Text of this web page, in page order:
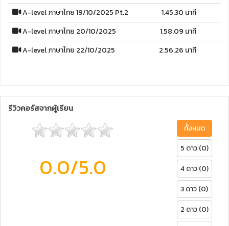
A-level ภาษาไทย 19/10/2025 Pt.2
1.45.30 นาที
A-level ภาษาไทย 20/10/2025
1.58.09 นาที
A-level ภาษาไทย 22/10/2025
2.56.26 นาที
รีวิวคอร์สจากผู้เรียน
0.0/5.0
ทั้งหมด
5 ดาว (0)
4 ดาว (0)
3 ดาว (0)
2 ดาว (0)